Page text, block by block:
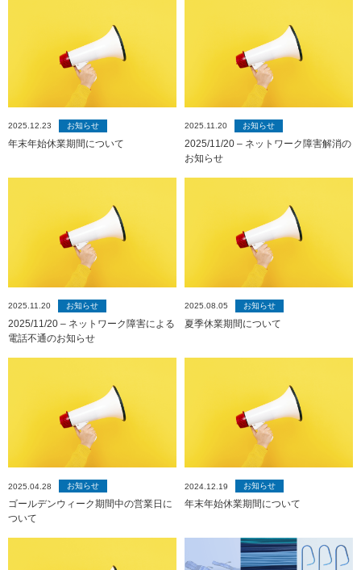
2025.12.23 お知らせ
年末年始休業期間について
2025.11.20 お知らせ
2025/11/20 – ネットワーク障害解消の
お知らせ
2025.11.20 お知らせ
2025/11/20 – ネットワーク障害による
電話不通のお知らせ
2025.08.05 お知らせ
夏季休業期間について
2025.04.28 お知らせ
ゴールデンウィーク期間中の営業日に
ついて
2024.12.19 お知らせ
年末年始休業期間について